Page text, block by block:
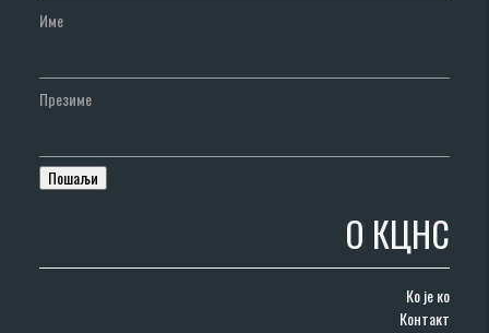
Име
Презиме
О КЦНС
Ко је ко
Контакт